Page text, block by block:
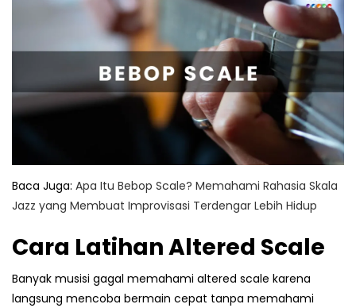
Baca Juga: Apa Itu Bebop Scale? Memahami Rahasia Skala
Jazz yang Membuat Improvisasi Terdengar Lebih Hidup
Cara Latihan Altered Scale
Banyak musisi gagal memahami altered scale karena
langsung mencoba bermain cepat tanpa memahami